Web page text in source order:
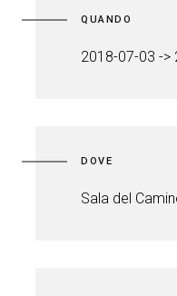
QUANDO
2018-07-03 ->
DOVE
Sala del